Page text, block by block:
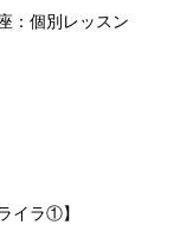
：個別レッスン
イラ①】